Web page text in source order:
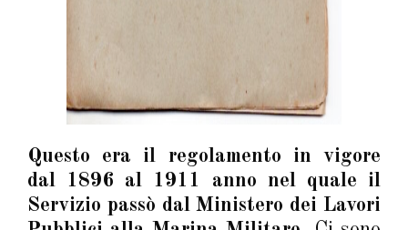
Questo era il regolamento in vigore
dal 1896 al 1911 anno nel quale il
Servizio passò dal Ministero dei Lavori